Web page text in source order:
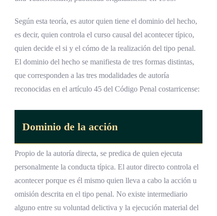
Según esta teoría, es autor quien tiene el dominio del hecho,
es decir, quien controla el curso causal del acontecer típico,
quien decide el si y el cómo de la realización del tipo penal.
El dominio del hecho se manifiesta de tres formas distintas,
que corresponden a las tres modalidades de autoría
reconocidas en el artículo 45 del Código Penal costarricense:
Dominio de la acción
Propio de la autoría directa, se predica de quien ejecuta
personalmente la conducta típica. El autor directo controla el
acontecer porque es él mismo quien lleva a cabo la acción u
omisión descrita en el tipo penal. No existe intermediario
alguno entre su voluntad delictiva y la ejecución material del